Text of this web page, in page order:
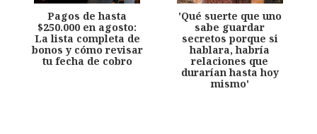
Pagos de hasta
$250.000 en agosto:
La lista completa de
bonos y cómo revisar
tu fecha de cobro
'Qué suerte que uno
sabe guardar
secretos porque si
hablara, habría
relaciones que
durarían hasta hoy
mismo'